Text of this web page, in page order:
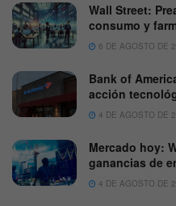
Wall Street:
consumo y
6 DE AGOSTO DE
Bank of
acción
4 DE AGOSTO DE
Mercado hoy:
ganancias de
4 DE AGOSTO DE